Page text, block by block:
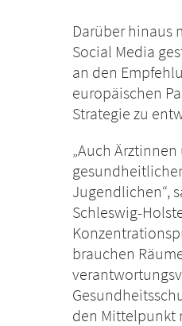
Darüber hinaus
Social Media
an den
europäischen
Strategie zu
„Auch
Jugendlichen“,
Schleswig-
brauchen
den Mittelpunkt